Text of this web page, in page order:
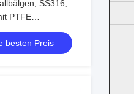
SS316,
PTFE
Dehnungsfuge
besten Preis